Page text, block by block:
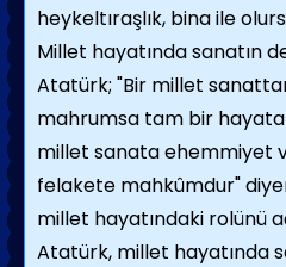
heykeltıraşlık, bina ile
Millet hayatında sanatın
Atatürk; "Bir millet
mahrumsa tam bir hayata
millet sanata ehemmiyet
felakete mahkûmdur"
millet hayatındaki rolünü
Atatürk, millet hayatında